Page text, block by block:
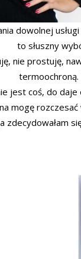
dowolnej
to słuszny
nie prostuję,
termoochroną.
jest coś, do daje
mogę rozczesać
zdecydowałam